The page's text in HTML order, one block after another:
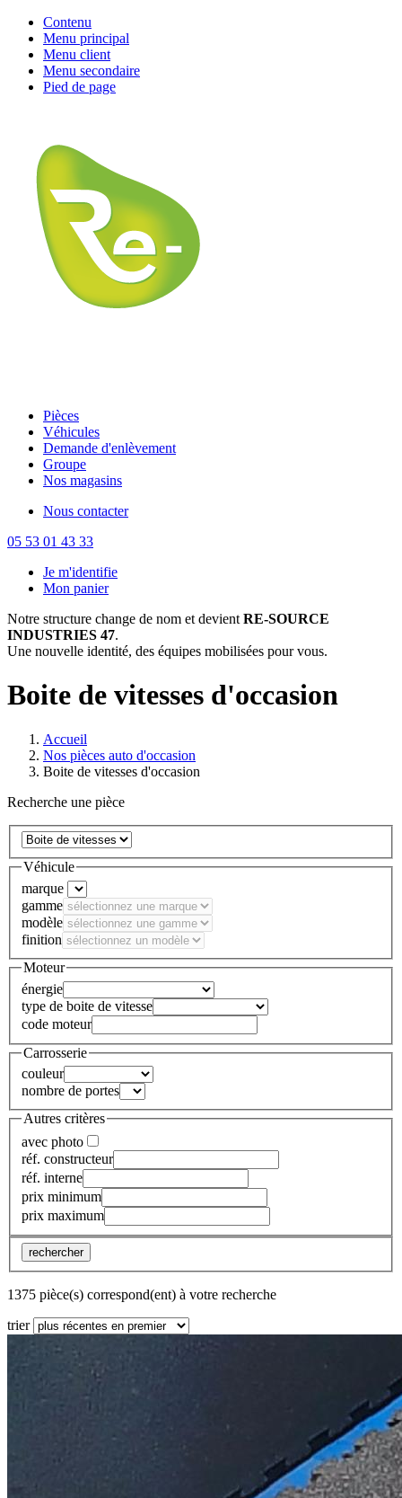
Contenu
Menu principal
Menu client
Menu secondaire
Pied de page
Pièces
Véhicules
Demande d'enlèvement
Groupe
Nos magasins
Nous contacter
05 53 01 43 33
Je m'identifie
Mon panier
Notre structure change de nom et devient RE-SOURCE
INDUSTRIES 47.
Une nouvelle identité, des équipes mobilisées pour vous.
Boite de vitesses d'occasion
Accueil
Nos pièces auto d'occasion
Boite de vitesses d'occasion
Recherche une pièce
Véhicule
marque
gamme
modèle
finition
Moteur
énergie
type de boite de vitesse
code moteur
Carrosserie
couleur
nombre de portes
Autres critères
avec photo
réf. constructeur
réf. interne
prix minimum
prix maximum
rechercher
1375 pièce(s) correspond(ent) à votre recherche
trier